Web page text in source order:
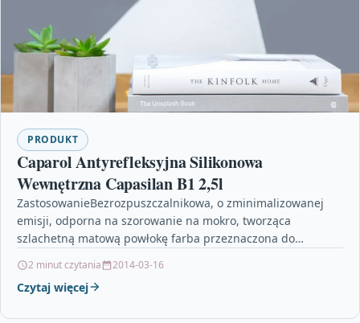
PRODUKT
Caparol Antyrefleksyjna Silikonowa
Wewnętrzna Capasilan B1 2,5l
ZastosowanieBezrozpuszczalnikowa, o zminimalizowanej
emisji, odporna na szorowanie na mokro, tworząca
szlachetną matową powłokę farba przeznaczona do
farb silikonowych…
2 minut czytania 2014-03-16
Czytaj więcej